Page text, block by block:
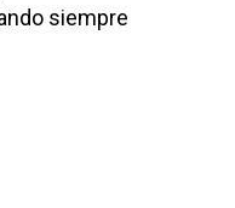
siempre